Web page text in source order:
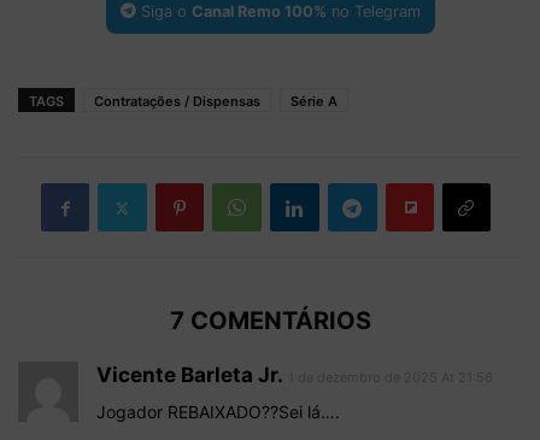
Siga o Canal Remo 100% no Telegram
TAGS Contratações / Dispensas Série A
7 COMENTÁRIOS
Vicente Barleta Jr.
Jogador REBAIXADO??Sei lá….